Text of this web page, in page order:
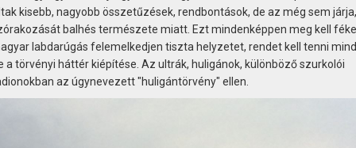
kisebb, nagyobb összetűzések, rendbontások, de az még sem
balhés természete miatt. Ezt mindenképpen meg kell
labdarúgás felemelkedjen tiszta helyzetet, rendet kell tenni
törvényi háttér kiépítése. Az ultrák, huligánok, különböző szurkolói
az úgynevezett "huligántörvény" ellen.